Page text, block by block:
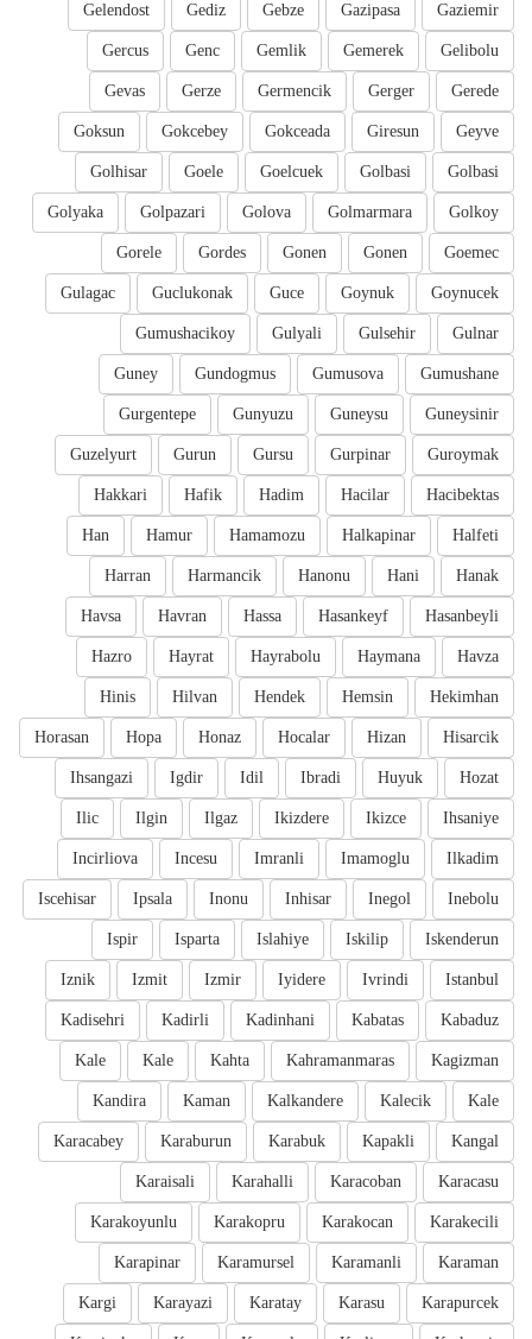
Gaziemir
Gazipasa
Gebze
Gediz
Gelendost
Gelibolu
Gemerek
Gemlik
Genc
Gercus
Gerede
Gerger
Germencik
Gerze
Gevas
Geyve
Giresun
Gokceada
Gokcebey
Goksun
Golbasi
Golbasi
Goelcuek
Goele
Golhisar
Golkoy
Golmarmara
Golova
Golpazari
Golyaka
Goemec
Gonen
Gonen
Gordes
Gorele
Goynucek
Goynuk
Guce
Guclukonak
Gulagac
Gulnar
Gulsehir
Gulyali
Gumushacikoy
Gumushane
Gumusova
Gundogmus
Guney
Guneysinir
Guneysu
Gunyuzu
Gurgentepe
Guroymak
Gurpinar
Gursu
Gurun
Guzelyurt
Hacibektas
Hacilar
Hadim
Hafik
Hakkari
Halfeti
Halkapinar
Hamamozu
Hamur
Han
Hanak
Hani
Hanonu
Harmancik
Harran
Hasanbeyli
Hasankeyf
Hassa
Havran
Havsa
Havza
Haymana
Hayrabolu
Hayrat
Hazro
Hekimhan
Hemsin
Hendek
Hilvan
Hinis
Hisarcik
Hizan
Hocalar
Honaz
Hopa
Horasan
Hozat
Huyuk
Ibradi
Idil
Igdir
Ihsangazi
Ihsaniye
Ikizce
Ikizdere
Ilgaz
Ilgin
Ilic
Ilkadim
Imamoglu
Imranli
Incesu
Incirliova
Inebolu
Inegol
Inhisar
Inonu
Ipsala
Iscehisar
Iskenderun
Iskilip
Islahiye
Isparta
Ispir
Istanbul
Ivrindi
Iyidere
Izmir
Izmit
Iznik
Kabaduz
Kabatas
Kadinhani
Kadirli
Kadisehri
Kagizman
Kahramanmaras
Kahta
Kale
Kale
Kale
Kalecik
Kalkandere
Kaman
Kandira
Kangal
Kapakli
Karabuk
Karaburun
Karacabey
Karacasu
Karacoban
Karahalli
Karaisali
Karakecili
Karakocan
Karakopru
Karakoyunlu
Karaman
Karamanli
Karamursel
Karapinar
Karapurcek
Karasu
Karatay
Karayazi
Kargi